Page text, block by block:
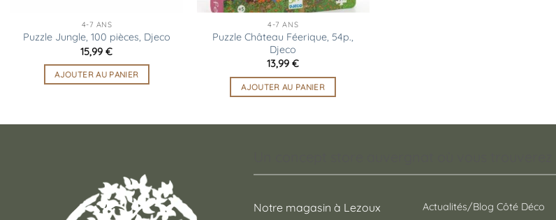
4-7 ANS
Puzzle Jungle, 100 pièces, Djeco
15,99€
AJOUTER AU PANIER
4-7 ANS
Puzzle Château Féerique, 54p.,
Djeco
13,99€
AJOUTER AU PANIER
Notre magasin à Lezoux Actualités/Blog Côté Déco